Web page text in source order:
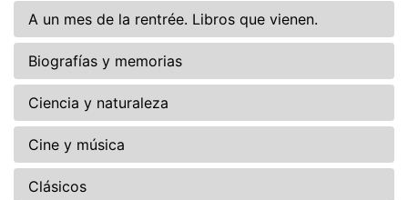
A un mes de la rentrée. Libros que vienen.
Biografías y memorias
Ciencia y naturaleza
Cine y música
Clásicos